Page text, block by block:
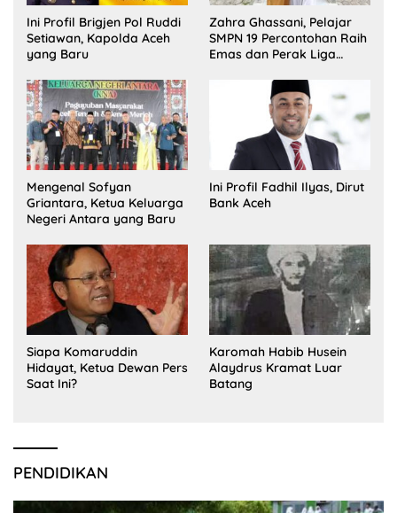
Ini Profil Brigjen Pol Ruddi
Setiawan, Kapolda Aceh
yang Baru
Zahra Ghassani, Pelajar
SMPN 19 Percontohan Raih
Emas dan Perak Liga
Mengenal Sofyan
Griantara, Ketua Keluarga
Negeri Antara yang Baru
Ini Profil Fadhil Ilyas, Dirut
Bank Aceh
Siapa Komaruddin
Hidayat, Ketua Dewan Pers
Saat Ini?
Karomah Habib Husein
Alaydrus Kramat Luar
Batang
PENDIDIKAN